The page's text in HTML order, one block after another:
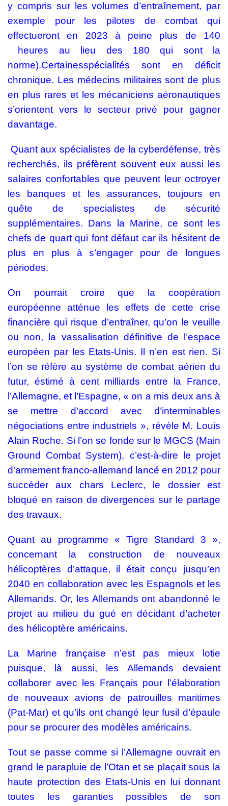
y compris sur les volumes d’entraînement, par
exemple pour les pilotes de combat qui
effectueront en 2023 à peine plus de 140
heures au lieu des 180 qui sont la
norme).Certainesspécialités sont en déficit
chronique. Les médecins militaires sont de plus
en plus rares et les mécaniciens aéronautiques
s’orientent vers le secteur privé pour gagner
davantage.
Quant aux spécialistes de la cyberdéfense, très
recherchés, ils préfèrent souvent eux aussi les
salaires confortables que peuvent leur octroyer
les banques et les assurances, toujours en
quête de specialistes de sécurité
supplémentaires. Dans la Marine, ce sont les
chefs de quart qui font défaut car ils hésitent de
plus en plus à s’engager pour de longues
périodes.
On pourrait croire que la coopération
européenne atténue les effets de cette crise
financière qui risque d’entraîner, qu’on le veuille
ou non, la vassalisation définitive de l’espace
européen par les Etats-Unis. Il n’en est rien. Si
l’on se réfère au système de combat aérien du
futur, éstimé à cent milliards entre la France,
l’Allemagne, et l’Espagne, « on a mis deux ans à
se mettre d’accord avec d’interminables
négociations entre industriels », révèle M. Louis
Alain Roche. Si l’on se fonde sur le MGCS (Main
Ground Combat System), c’est-à-dire le projet
d’armement franco-allemand lancé en 2012 pour
succéder aux chars Leclerc, le dossier est
bloqué en raison de divergences sur le partage
des travaux.
Quant au programme « Tigre Standard 3 »,
concernant la construction de nouveaux
hélicoptères d’attaque, il était conçu jusqu’en
2040 en collaboration avec les Espagnols et les
Allemands. Or, les Allemands ont abandonné le
projet au milieu du gué en décidant d’acheter
des hélicoptère américains.
La Marine française n’est pas mieux lotie
puisque, là aussi, les Allemands devaient
collaborer avec les Français pour l’élaboration
de nouveaux avions de patrouilles maritimes
(Pat-Mar) et qu’ils ont changé leur fusil d’épaule
pour se procurer des modèles américains.
Tout se passe comme si l’Allemagne ouvrait en
grand le parapluie de l’Otan et se plaçait sous la
haute protection des Etats-Unis en lui donnant
toutes les garanties possibles de son